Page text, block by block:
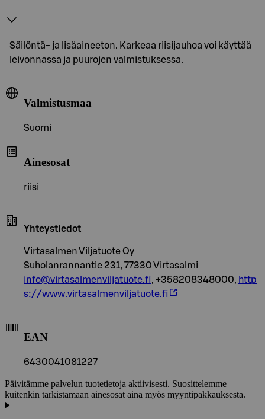
Säilöntä- ja lisäaineeton. Karkeaa riisijauhoa voi käyttää
leivonnassa ja puurojen valmistuksessa.
Valmistusmaa
Suomi
Ainesosat
riisi
Yhteystiedot
Virtasalmen Viljatuote Oy
Suholanrannantie 231, 77330 Virtasalmi
info@virtasalmenviljatuote.fi, +358208348000, http
s://www.virtasalmenviljatuote.fi
EAN
6430041081227
Päivitämme palvelun tuotetietoja aktiivisesti. Suosittelemme
kuitenkin tarkistamaan ainesosat aina myös myyntipakkauksesta.